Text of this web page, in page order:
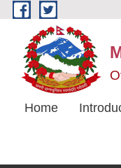
Skip to main content
Home